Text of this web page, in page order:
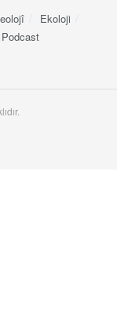
Ekoloji
Podcast